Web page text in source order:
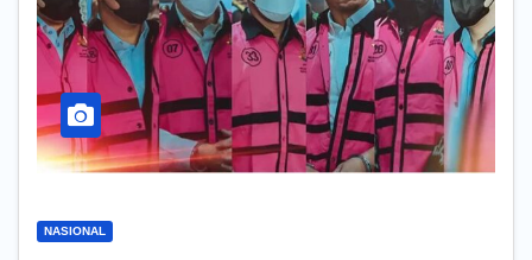
NASIONAL